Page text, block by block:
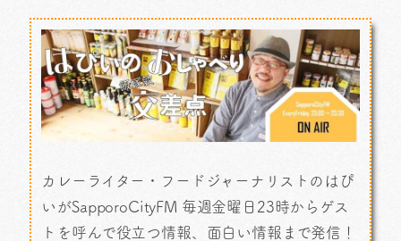
カレーライター・フードジャーナリストのはぴ
いがSapporoCityFM 毎週金曜日23時からゲス
トを呼んで役立つ情報、面白い情報まで発信！